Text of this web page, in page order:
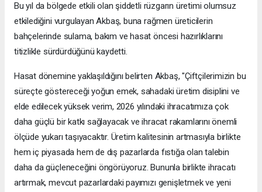
Bu yıl da bölgede etkili olan şiddetli rüzgarın üretimi olumsuz
etkilediğini vurgulayan Akbaş, buna rağmen üreticilerin
bahçelerinde sulama, bakım ve hasat öncesi hazırlıklarını
titizlikle sürdürdüğünü kaydetti.
Hasat dönemine yaklaşıldığını belirten Akbaş, "Çiftçilerimizin bu
süreçte göstereceği yoğun emek, sahadaki üretim disiplini ve
elde edilecek yüksek verim, 2026 yılındaki ihracatımıza çok
daha güçlü bir katkı sağlayacak ve ihracat rakamlarını önemli
ölçüde yukarı taşıyacaktır. Üretim kalitesinin artmasıyla birlikte
hem iç piyasada hem de dış pazarlarda fıstığa olan talebin
daha da güçleneceğini öngörüyoruz. Bununla birlikte ihracatı
artırmak, mevcut pazarlardaki payımızı genişletmek ve yeni